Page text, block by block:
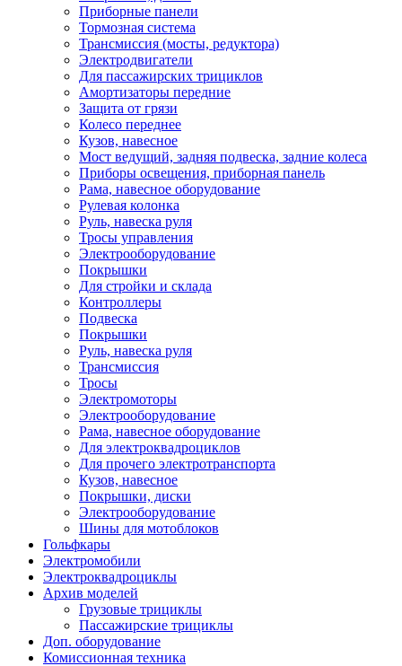
Приборные панели
Тормозная система
Трансмиссия (мосты, редуктора)
Электродвигатели
Для пассажирских трициклов
Амортизаторы передние
Защита от грязи
Колесо переднее
Кузов, навесное
Мост ведущий, задняя подвеска, задние колеса
Приборы освещения, приборная панель
Рама, навесное оборудование
Рулевая колонка
Руль, навеска руля
Тросы управления
Электрооборудование
Покрышки
Для стройки и склада
Контроллеры
Подвеска
Покрышки
Руль, навеска руля
Трансмиссия
Тросы
Электромоторы
Электрооборудование
Рама, навесное оборудование
Для электроквадроциклов
Для прочего электротранспорта
Кузов, навесное
Покрышки, диски
Электрооборудование
Шины для мотоблоков
Гольфкары
Электромобили
Электроквадроциклы
Архив моделей
Грузовые трициклы
Пассажирские трициклы
Доп. оборудование
Комиссионная техника